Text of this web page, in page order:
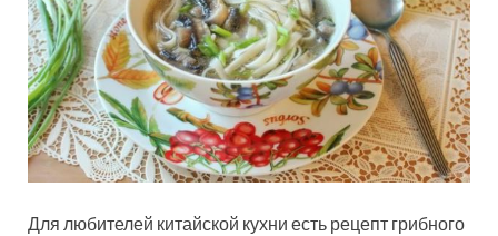
Для любителей китайской кухни есть рецепт грибного